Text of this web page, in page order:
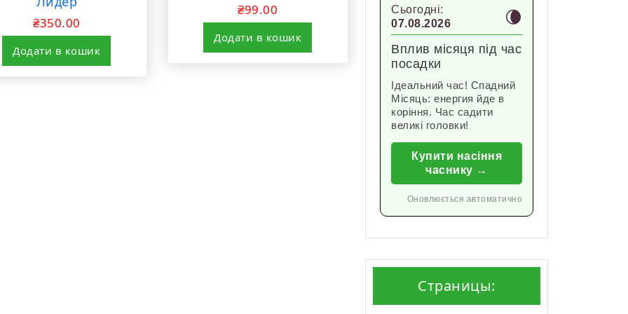
₴350.00
Додати в кошик
₴99.00
Додати в кошик
Сьогодні:
07.08.2026
🌘
Вплив місяця під час
посадки
Ідеальний час! Спадний
Місяць: енергия йде в
коріння. Час садити
великі головки!
Купити насіння
часнику →
Оновлюється автоматично
Страницы: